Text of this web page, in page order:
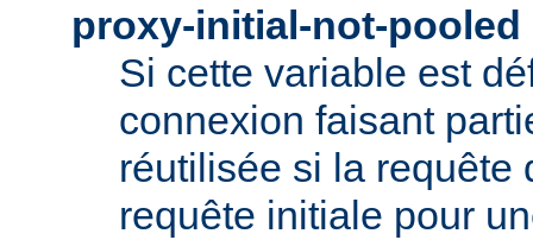
proxy-initial-not-pooled
Si cette variable est
connexion faisant
réutilisée si la requête
requête initiale pour